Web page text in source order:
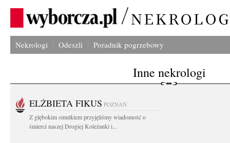
Nekrologi Odeszli Poradnik pogrzebowy
Inne nekrologi
ELŻBIETA FIKUS POZNAŃ
Z głębokim smutkiem przyjęliśmy wiadomość o
śmierci naszej Drogiej Koleżanki i...